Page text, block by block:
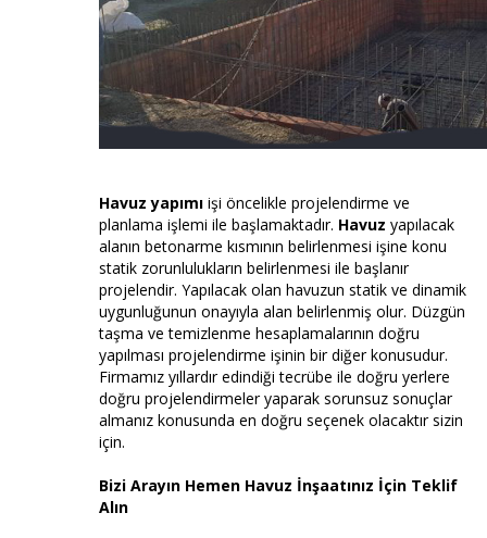
Havuz yapımı işi öncelikle projelendirme ve
planlama işlemi ile başlamaktadır. Havuz yapılacak
alanın betonarme kısmının belirlenmesi işine konu
statik zorunlulukların belirlenmesi ile başlanır
projelendir. Yapılacak olan havuzun statik ve dinamik
uygunluğunun onayıyla alan belirlenmiş olur. Düzgün
taşma ve temizlenme hesaplamalarının doğru
yapılması projelendirme işinin bir diğer konusudur.
Firmamız yıllardır edindiği tecrübe ile doğru yerlere
doğru projelendirmeler yaparak sorunsuz sonuçlar
almanız konusunda en doğru seçenek olacaktır sizin
için.
Bizi Arayın Hemen Havuz İnşaatınız İçin Teklif
Alın